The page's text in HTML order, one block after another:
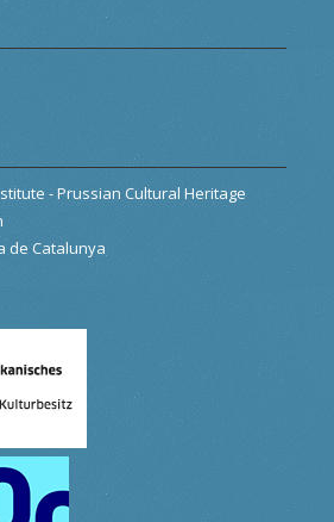
- Prussian Cultural Heritage
de Catalunya